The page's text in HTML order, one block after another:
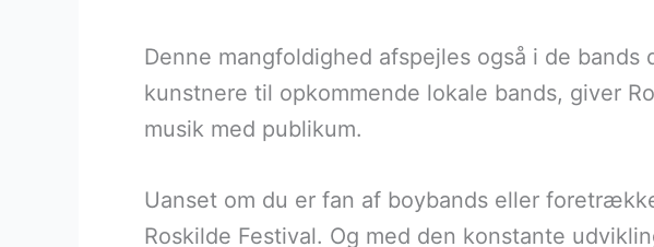
Denne mangfoldighed afspejles også i de
kunstnere til opkommende lokale bands, giver
musik med publikum.
Uanset om du er fan af boybands eller
Roskilde Festival. Og med den konstante